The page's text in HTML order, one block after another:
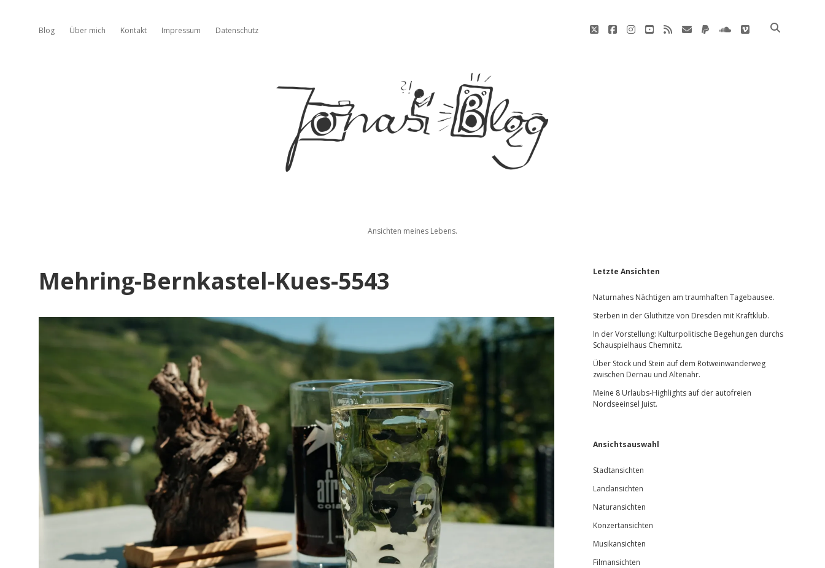
Blog Über mich Kontakt Impressum Datenschutz twitterfacebookinstagram
youtube
rss E-
paypalsoundcloud
vimeo
Jonas'
Blog
Ansichten meines Lebens.
Mehring-Bernkastel-Kues-5543 Sidebar
Letzte Ansichten
Naturnahes Nächtigen am traumhaften Tagebausee.
Sterben in der Gluthitze von Dresden mit Kraftklub.
In der Vorstellung: Kulturpolitische Begehungen durchs
Schauspielhaus Chemnitz.
Über Stock und Stein auf dem Rotweinwanderweg
zwischen Dernau und Altenahr.
Meine 8 Urlaubs-Highlights auf der autofreien
Nordseeinsel Juist.
Ansichtsauswahl
Stadtansichten
Landansichten
Naturansichten
Konzertansichten
Musikansichten
Filmansichten